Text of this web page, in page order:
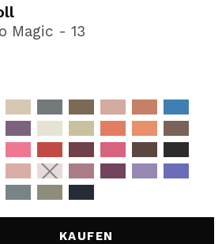
Kontos bei Maquillalia.de
schnell tätigen, den Status Ihrer
ERSTELLEN
Magic - 13
KAUFEN